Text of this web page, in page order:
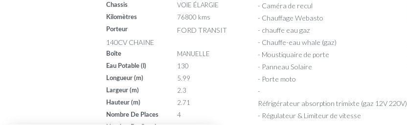
Chassis VOIE ÉLARGIE
Kilomètres 76800 kms
Porteur
FORD TRANSIT
140CV CHAINE
Boîte MANUELLE
Eau Potable (l) 130
Longueur (m) 5.99
Largeur (m) 2.3
Hauteur (m) 2.71
Nombre De Places 4
- Caméra de recul
- Chauffage Webasto
- chauffe eau gaz
- Chauffe-eau whale (gaz)
- Moustiquaire de porte
- Panneau Solaire
- Porte moto
-
Réfrigérateur absorption trimixte (gaz 12V 220V)
- Régulateur & Limiteur de vitesse